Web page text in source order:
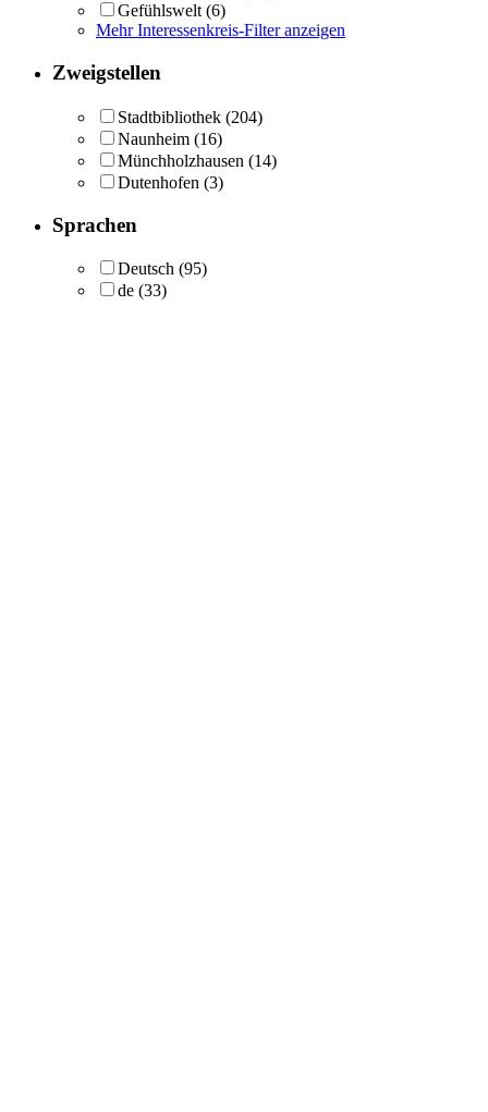
Gefühlswelt (6)
Mehr Interessenkreis-Filter anzeigen
Zweigstellen
Stadtbibliothek (204)
Naunheim (16)
Münchholzhausen (14)
Dutenhofen (3)
Sprachen
Deutsch (95)
de (33)